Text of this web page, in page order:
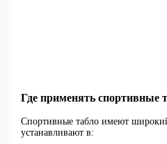
Где применять спортивные
Спортивные табло имеют
устанавливают в: